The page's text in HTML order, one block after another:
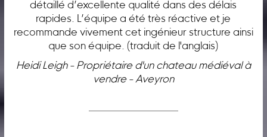
détaillé d’excellente qualité dans des délais
rapides. L’équipe a été très réactive et je
recommande vivement cet ingénieur structure ainsi
que son équipe. (traduit de l'anglais)
Heidi Leigh - Propriétaire d'un chateau médiéval à
vendre - Aveyron